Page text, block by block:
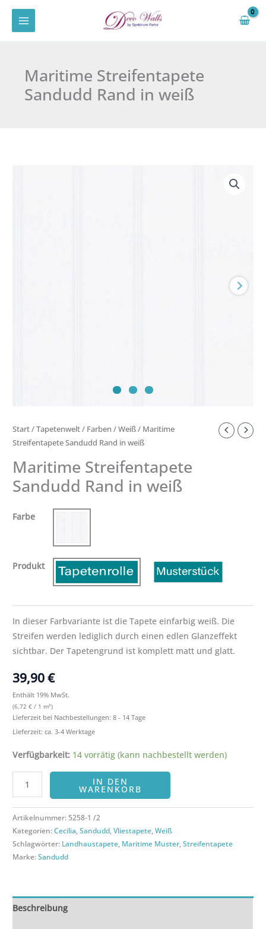
Zum
Inhalt
Maritime Streifentapete
Sandudd Rand in weiß
Start/Tapetenwelt/ Farben /Weiß/ Maritime
Streifentapete Sandudd Rand in weiß
Maritime Streifentapete
Sandudd Rand in weiß
Farbe
Produkt
In dieser Farbvariante ist die Tapete einfarbig weiß. Die
Streifen werden lediglich durch einen edlen Glanzeffekt
sichtbar. Der Tapetengrund ist komplett matt und glatt.
39,90€
Enthält 19% MwSt.
(6,72€ / 1 m²)
Lieferzeit bei Nachbestellungen: 8 - 14 Tage
Lieferzeit: ca. 3-4 Werktage
Verfügbarkeit: 14 vorrätig (kann nachbestellt werden)
IN DEN
WARENKORB
Artikelnummer: 5258-1 /2
Kategorien:Cecilia,Sandudd,Vliestapete,Weiß
Schlagwörter: Landhaustapete, Maritime Muster,Streifentapete
Marke:Sandudd
Beschreibung